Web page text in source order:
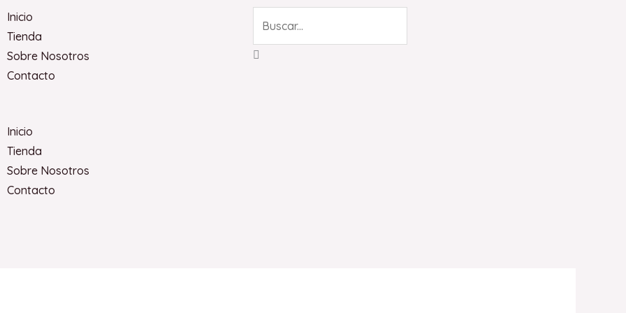
Inicio
Tienda
Sobre Nosotros
Contacto
Inicio
Tienda
Sobre Nosotros
Contacto